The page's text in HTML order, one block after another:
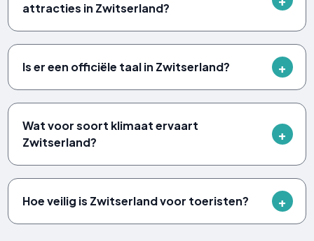
attracties in Zwitserland?
Is er een officiële taal in Zwitserland?
Wat voor soort klimaat ervaart
Zwitserland?
Hoe veilig is Zwitserland voor toeristen?